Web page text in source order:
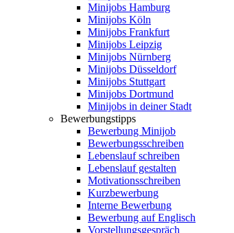
Minijobs Hamburg
Minijobs Köln
Minijobs Frankfurt
Minijobs Leipzig
Minijobs Nürnberg
Minijobs Düsseldorf
Minijobs Stuttgart
Minijobs Dortmund
Minijobs in deiner Stadt
Bewerbungstipps
Bewerbung Minijob
Bewerbungsschreiben
Lebenslauf schreiben
Lebenslauf gestalten
Motivationsschreiben
Kurzbewerbung
Interne Bewerbung
Bewerbung auf Englisch
Vorstellungsgespräch